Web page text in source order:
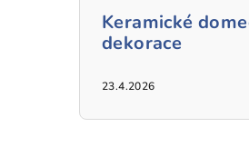
Keramické
dekorace
23.4.2026